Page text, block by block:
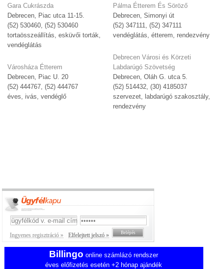
Gara Cukrászda
Debrecen, Piac utca 11-15.
(52) 530460, (52) 530460
tortaösszeállítás, esküvői torták,
vendéglátás
Városháza Étterem
Debrecen, Piac U. 20
(52) 444767, (52) 444767
éves, ivás, vendéglő
Pálma Étterem És Söröző
Debrecen, Simonyi út
(52) 347111, (52) 347111
vendéglátás, étterem, rendezvény
Debrecen Városi és Körzeti
Labdarúgó Szövetség
Debrecen, Oláh G. utca 5.
(52) 514432, (30) 4185037
szervezet, labdarúgó szakosztály,
rendezvény
Ingyenes regisztráció » Elfelejtett jelszó »
Billingo online számlázó rendszer
éves előfizetés esetén +2 hónap ajándék